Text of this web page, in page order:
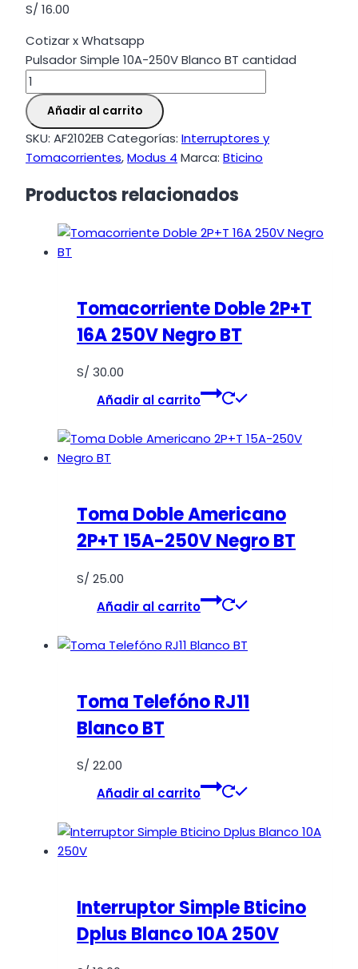
S/ 16.00
Cotizar x Whatsapp
Pulsador Simple 10A-250V Blanco BT cantidad
Añadir al carrito
SKU: AF2102EB Categorías: Interruptores y
Tomacorrientes,Modus 4 Marca: Bticino
Productos relacionados
Tomacorriente Doble 2P+T
16A 250V Negro BT
S/ 30.00
Añadir al carrito
Toma Doble Americano
2P+T 15A-250V Negro BT
S/25.00
Añadir al carrito
Toma Telefóno RJ11
Blanco BT
S/ 22.00
Añadir al carrito
Interruptor Simple Bticino
Dplus Blanco 10A 250V